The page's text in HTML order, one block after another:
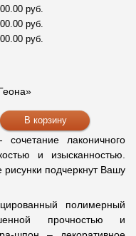
руб.
руб.
руб.
лаконичного
и изысканностью.
подчеркнут Вашу
полимерный
прочностью и